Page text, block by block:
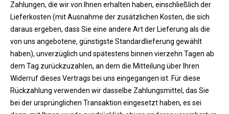
Zahlungen, die wir von Ihnen erhalten haben, einschließlich der
Lieferkosten (mit Ausnahme der zusätzlichen Kosten, die sich
daraus ergeben, dass Sie eine andere Art der Lieferung als die
von uns angebotene, günstigste Standardlieferung gewählt
haben), unverzüglich und spätestens binnen vierzehn Tagen ab
dem Tag zurückzuzahlen, an dem die Mitteilung über Ihren
Widerruf dieses Vertrags bei uns eingegangen ist. Für diese
Rückzahlung verwenden wir dasselbe Zahlungsmittel, das Sie
bei der ursprünglichen Transaktion eingesetzt haben, es sei